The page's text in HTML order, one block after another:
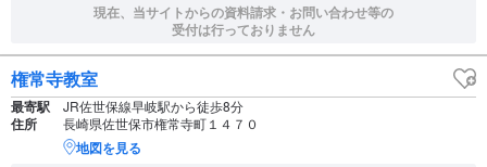
現在、当サイトからの資料請求・お問い合わせ等の
受付は行っておりません
権常寺教室
最寄駅 JR佐世保線早岐駅から徒歩8分
住所 長崎県佐世保市権常寺町１４７０
地図を見る